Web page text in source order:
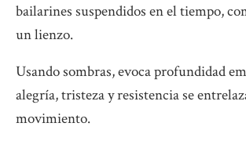
bailarines suspendidos en el tiempo,
un lienzo.
Usando sombras, evoca profundidad
alegría, tristeza y resistencia se
movimiento.